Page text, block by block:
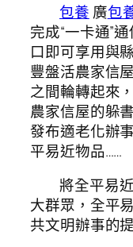
包養 廣包
完成“一卡通”
口即可享用與
豐盤活農家信
之間輪轉起來
農家信屋的躲
發布適老化辦
平易近物品……
將全平易
大群眾，全平
共文明辦事的